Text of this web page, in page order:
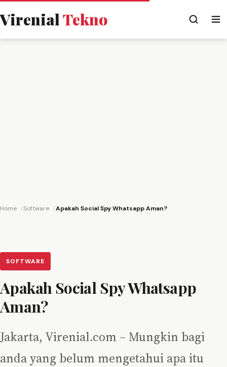
VirenialTekno
Home Software Apakah Social Spy Whatsapp Aman?
SOFTWARE
Apakah Social Spy Whatsapp
Aman?
Jakarta, Virenial.com – Mungkin bagi
anda yang belum mengetahui apa itu